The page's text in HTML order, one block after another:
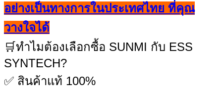
อย่างเป็นทางการในประเทศไทย ที่คุณ
วางใจได้
🛒ทำไมต้องเลือกซื้อ SUNMI กับ ESS
SYNTECH?
✅ สินค้าแท้ 100%